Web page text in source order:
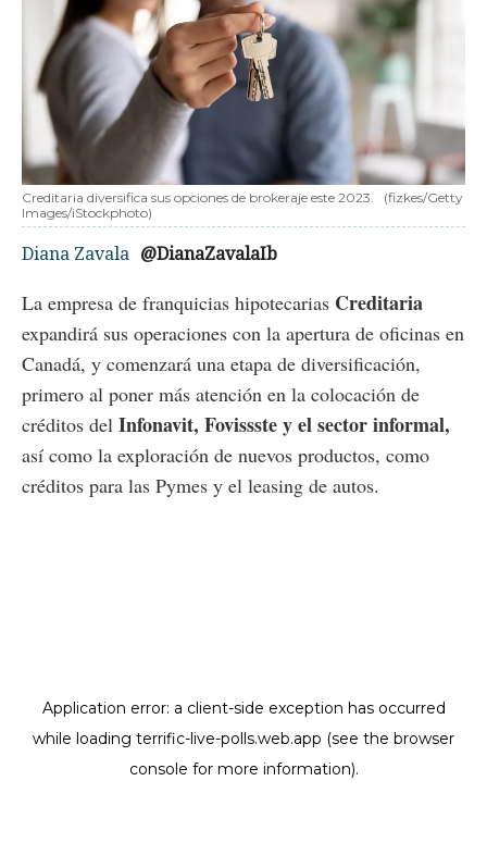
Creditaria diversifica sus opciones de brokeraje este 2023.
(fizkes/Getty
Images/iStockphoto)
Diana Zavala @DianaZavalaIb
La empresa de franquicias hipotecarias Creditaria
expandirá sus operaciones con la apertura de oficinas en
Canadá, y comenzará una etapa de diversificación,
primero al poner más atención en la colocación de
créditos del Infonavit, Fovissste y el sector informal,
así como la exploración de nuevos productos, como
créditos para las Pymes y el leasing de autos.